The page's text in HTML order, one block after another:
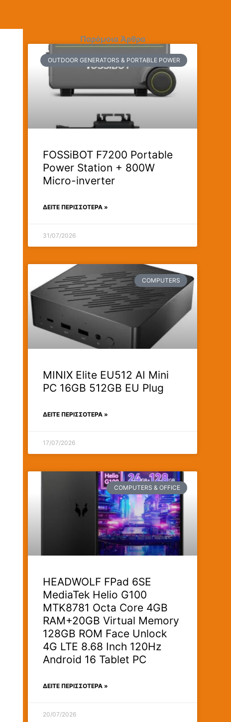
Παρόμοια Άρθρα
OUTDOOR GENERATORS & PORTABLE POWER
FOSSiBOT F7200 Portable
Power Station + 800W
Micro-inverter
ΔΕΊΤΕ ΠΕΡΙΣΣΟΤΕΡΑ »
31/07/2026
COMPUTERS
MINIX Elite EU512 AI Mini
PC 16GB 512GB EU Plug
ΔΕΊΤΕ ΠΕΡΙΣΣΟΤΕΡΑ »
17/07/2026
COMPUTERS & OFFICE
HEADWOLF FPad 6SE
MediaTek Helio G100
MTK8781 Octa Core 4GB
RAM+20GB Virtual Memory
128GB ROM Face Unlock
4G LTE 8.68 Inch 120Hz
Android 16 Tablet PC
ΔΕΊΤΕ ΠΕΡΙΣΣΟΤΕΡΑ »
20/07/2026